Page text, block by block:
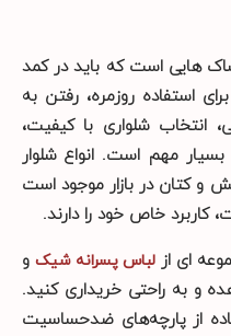
هایی است که باید در کمد
استفاده روزمره، رفتن به
انتخاب شلواری با کیفیت،
مهم است. انواع شلوار
و کتان در بازار موجود است
خاص خود را دارند.
ای از لباس پسرانه شیک و
و به راحتی خریداری کنید.
از پارچه‌های ضدحساسیت